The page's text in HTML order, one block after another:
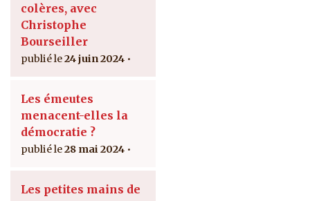
colères, avec
Christophe
Bourseiller
24 juin 2024
Les émeutes
menacent-elles la
démocratie ?
28 mai 2024
Les petites mains de